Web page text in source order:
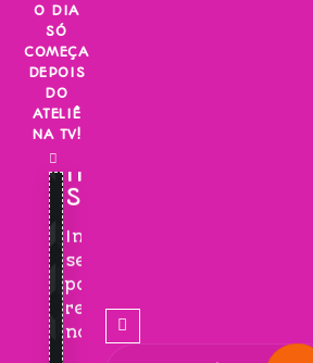
Skip
content
O DIA
SÓ
COMEÇA
DEPOIS
DO
ATELIÊ
NA TV!
INSCREVA-
SE!
Inscreva-
se
para
receber
novidades!